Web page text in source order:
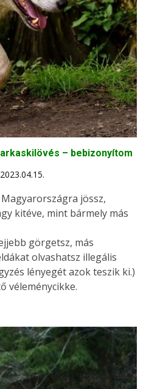
– bebizonyítom
2023.04.15.
Magyarországra jössz,
kitéve, mint bármely más
görgetsz, más
olvashatsz illegális
lényegét azok teszik ki.)
véleménycikke.